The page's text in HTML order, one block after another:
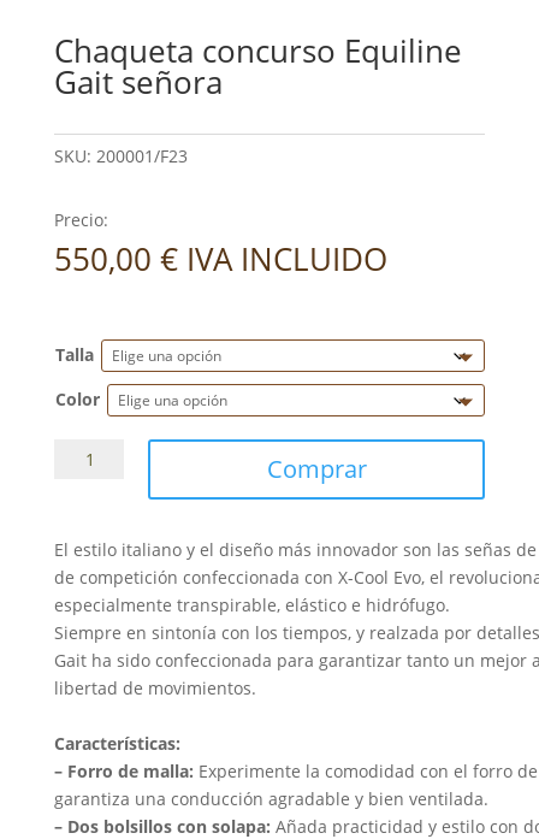
Chaqueta concurso Equiline
Gait señora
SKU: 200001/F23
Precio:
550,00 € IVA INCLUIDO
Talla
Color
Chaqueta
señora
cantidad
Comprar
El estilo italiano y el diseño más innovador son las señas
de competición confeccionada con X-Cool Evo, el
especialmente transpirable, elástico e hidrófugo.
Siempre en sintonía con los tiempos, y realzada por
Gait ha sido confeccionada para garantizar tanto un mejor
libertad de movimientos.
Características:
– Forro de malla: Experimente la comodidad con el forro
garantiza una conducción agradable y bien ventilada.
– Dos bolsillos con solapa: Añada practicidad y estilo con